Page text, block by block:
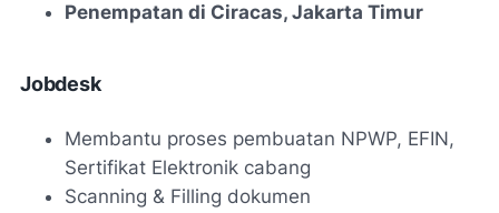
Penempatan di Ciracas, Jakarta Timur
Jobdesk
Membantu proses pembuatan NPWP, EFIN,
Sertifikat Elektronik cabang
Scanning & Filling dokumen